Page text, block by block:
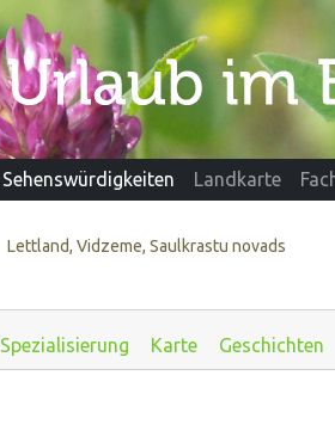
Sehenswürdigkeiten Landkarte
Lettland, Vidzeme, Saulkrastu novads
Spezialisierung Karte Geschichten